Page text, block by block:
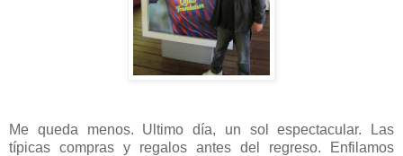
Me queda menos. Ultimo día, un sol espectacular. Las
típicas compras y regalos antes del regreso. Enfilamos